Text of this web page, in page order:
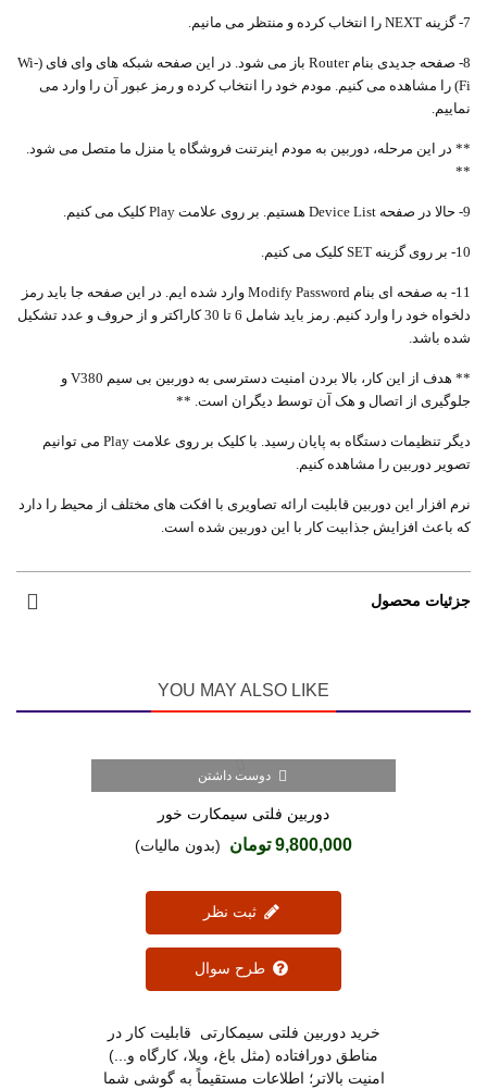
7- گزینه NEXT را انتخاب کرده و منتظر می مانیم.
8- صفحه جدیدی بنام Router باز می شود. در این صفحه شبکه های وای فای (Wi-
Fi) را مشاهده می کنیم. مودم خود را انتخاب کرده و رمز عبور آن را وارد می
نماییم.
** در این مرحله، دوربین به مودم اینرتنت فروشگاه یا منزل ما متصل می شود.
**
9- حالا در صفحه Device List هستیم. بر روی علامت Play کلیک می کنیم.
10- بر روی گزینه SET کلیک می کنیم.
11- به صفحه ای بنام Modify Password وارد شده ایم. در این صفحه جا باید رمز
دلخواه خود را وارد کنیم. رمز باید شامل 6 تا 30 کاراکتر و از حروف و عدد تشکیل
شده باشد.
** هدف از این کار، بالا بردن امنیت دسترسی به دوربین بی سیم V380 و
جلوگیری از اتصال و هک آن توسط دیگران است. **
دیگر تنظیمات دستگاه به پایان رسید. با کلیک بر روی علامت Play می توانیم
تصویر دوربین را مشاهده کنیم.
نرم افزار این دوربین قابلیت ارائه تصاویری با افکت های مختلف از محیط را دارد
که باعث افزایش جذابیت کار با این دوربین شده است.
جزئیات محصول
YOU MAY ALSO LIKE
دوست داشتن
دوربین فلتی سیمکارت خور
9,800,000 تومان (بدون مالیات)
ثبت نظر
طرح سوال
خرید دوربین فلتی سیمکارتی قابلیت کار در
مناطق دورافتاده (مثل باغ، ویلا، کارگاه و...)
امنیت بالاتر؛ اطلاعات مستقیماً به گوشی شما